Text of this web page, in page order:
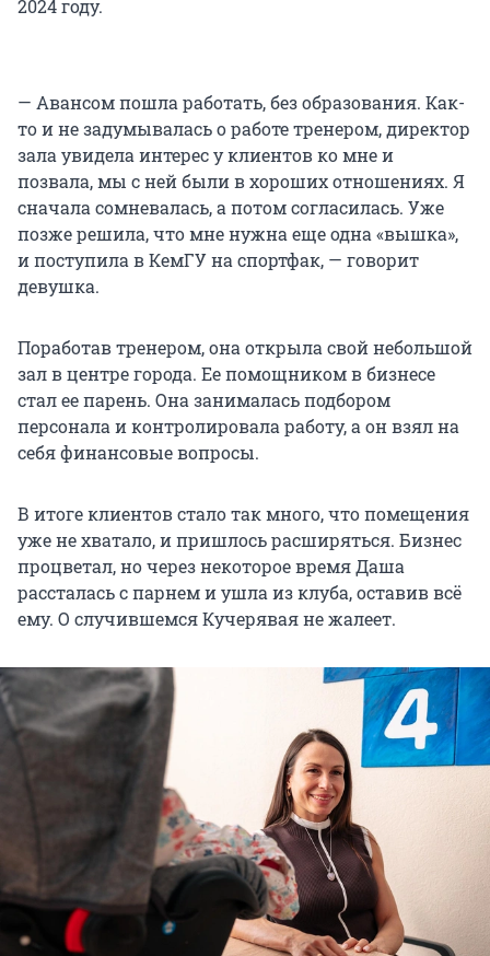
2024 году.
— Авансом пошла работать, без образования. Как-
то и не задумывалась о работе тренером, директор
зала увидела интерес у клиентов ко мне и
позвала, мы с ней были в хороших отношениях. Я
сначала сомневалась, а потом согласилась. Уже
позже решила, что мне нужна еще одна «вышка»,
и поступила в КемГУ на спортфак, — говорит
девушка.
Поработав тренером, она открыла свой небольшой
зал в центре города. Ее помощником в бизнесе
стал ее парень. Она занималась подбором
персонала и контролировала работу, а он взял на
себя финансовые вопросы.
В итоге клиентов стало так много, что помещения
уже не хватало, и пришлось расширяться. Бизнес
процветал, но через некоторое время Даша
рассталась с парнем и ушла из клуба, оставив всё
ему. О случившемся Кучерявая не жалеет.